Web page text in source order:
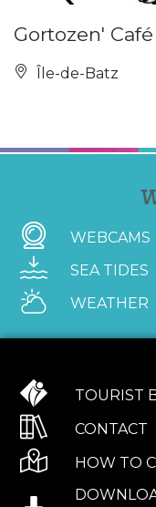
Gortozen' Café
Île-de-Batz
WEBCAMS
SEA TIDES
WEATHER
TOURIST
CONTACT
HOW TO